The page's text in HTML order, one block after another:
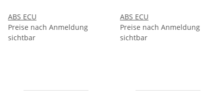
ABS ECU
Preise nach Anmeldung
sichtbar
ABS ECU
Preise nach Anmeldung
sichtbar